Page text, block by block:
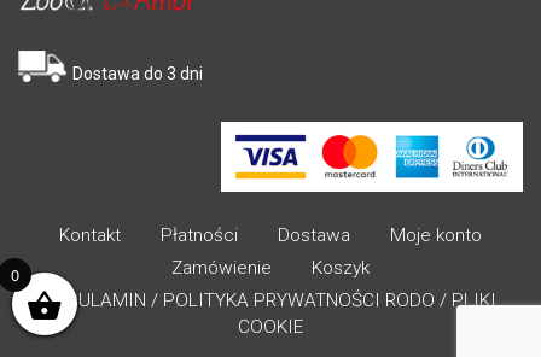
Dostawa do 3 dni
Kontakt Płatności Dostawa
Moje konto
Zamówienie
Koszyk
REGULAMIN / POLITYKA PRYWATNOŚCI RODO / PLIKI
COOKIE
0